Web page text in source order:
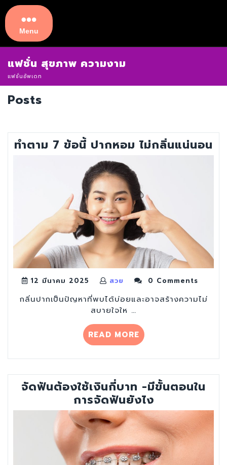
Skip
to
content
Menu
Menu
แฟชั่น สุขภาพ ความงาม
แฟชั่นอัพเดท
Posts
ทำตาม 7 ข้อนี้ ปากหอม ไม่กลิ่นแน่นอน
12 มีนาคม 2025 สวย 0 Comments
กลิ่นปากเป็นปัญหาที่พบได้บ่อยและอาจสร้างความไม่
สบายใจให …
READ MORE“ทำ
ตาม
7
ปาก
หอม
ไม่
กลิ่น
แน่นอน”
จัดฟันต้องใช้เงินกี่บาท -มีขั้นตอนใน
การจัดฟันยังไง